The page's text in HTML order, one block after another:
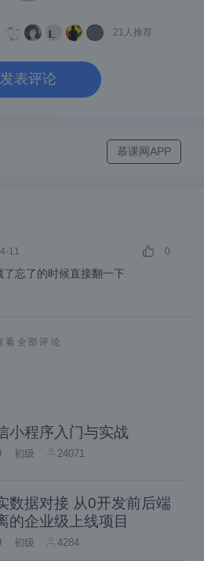
，只不过必须用vue规
是在下图的template、sc
的html、js和css：
到页面的，看下图就明
解析）：
21 人推荐
发表评论
慕课网APP
11 0
忘了的时候直接翻一下
看全部评论
小程序入门与实战
初级 24071
数据对接 从0开发前后端
的企业级上线项目
初级 4284